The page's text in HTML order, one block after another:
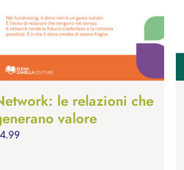
le relazioni che
valore
4.99